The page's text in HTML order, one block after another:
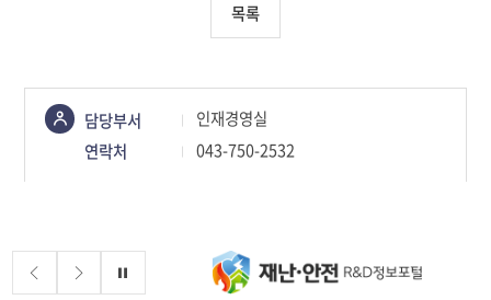
목록
콘텐츠
정보책임자
담당부서
인재경영실
연락처
043-750-2532
배너존